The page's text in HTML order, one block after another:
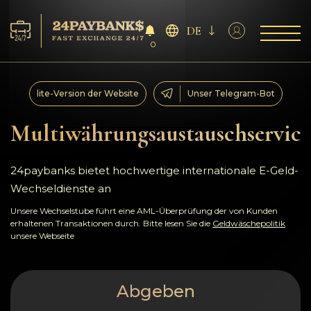
Services
Reserven
Für die Partner
Feedback
Regeln
AML/CFT
0
DE
Multiwährungsaustauschservice
lite-Version der Website Unser Telegram-Bot
24paybanks bietet hochwertige internationale E-Geld-
Wechseldienste an
Unsere Wechselstube führt eine AML-Überprüfung der von Kunden
erhaltenen Transaktionen durch. Bitte lesen Sie die Geldwäschepolitik
unsere Webseite
Abgeben